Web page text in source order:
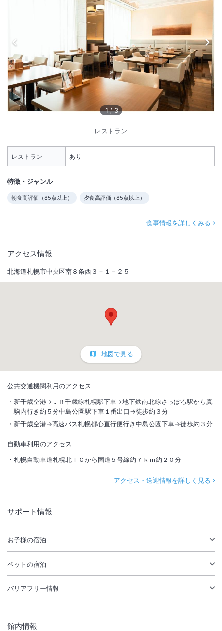
1 /3
レストラン
レストラン あり
特徴・ジャンル
朝食高評価（85点以上） 夕食高評価（85点以上）
食事情報を詳しくみる
アクセス情報
北海道札幌市中央区南８条西３－１－２５
地図で見る
公共交通機関利用のアクセス
新千歳空港→ＪＲ千歳線札幌駅下車→地下鉄南北線さっぽろ駅から真
駒内行き約５分中島公園駅下車１番出口→徒歩約３分
新千歳空港→高速バス札幌都心直行便行き中島公園下車→徒歩約３分
自動車利用のアクセス
札幌自動車道札幌北ＩＣから国道５号線約７ｋｍ約２０分
アクセス・送迎情報を詳しく見る
サポート情報
お子様の宿泊
ペットの宿泊
バリアフリー情報
館内情報